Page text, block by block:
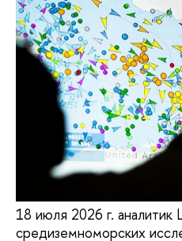
18 июля 2026 г. аналитик
средиземноморских